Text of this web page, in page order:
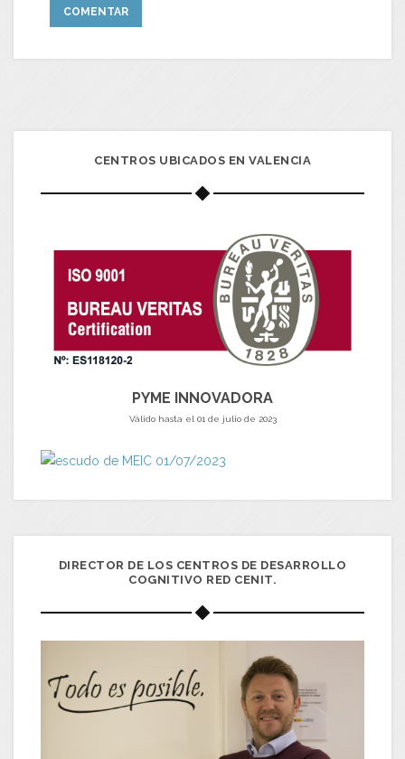
CENTROS UBICADOS EN VALENCIA
PYME INNOVADORA
Válido hasta el 01 de julio de 2023
DIRECTOR DE LOS CENTROS DE DESARROLLO
COGNITIVO RED CENIT.